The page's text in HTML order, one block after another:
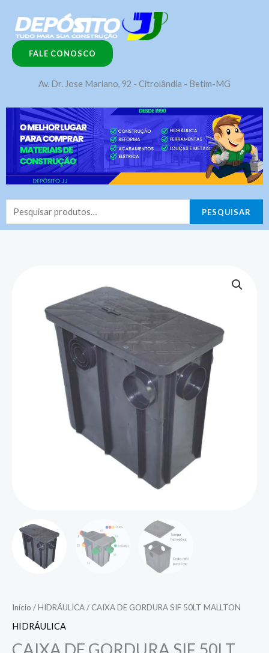
para
conteúdoFALE CONOSCO
Av. Dr. Jose Mariano, 92 - Citrolândia - Betim-MG
Pesquisar
por:
PESQUISAR
Início /HIDRÁULICA/ CAIXA DE GORDURA SIF 50LT MALLTON
HIDRÁULICA